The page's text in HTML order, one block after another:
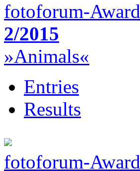
fotoforum-Award
2/2015
»Animals«
Entries
Results
fotoforum-Award